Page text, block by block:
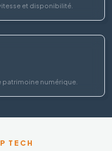
et disponibilité.
patrimoine numérique.
TECH